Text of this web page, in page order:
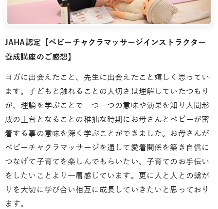
JAHA認定【ベビーチャクラマッサージインストラクター
養成講座のご感想】
ヨガに出会えたこと、先生に出会えたこと嬉しく思ってい
ます。子どもと触れることの大切さは理解していたつもり
が、理論を学ぶことで一つ一つの意味や効果を知り人間形
成の土台となることの稚拙な時期にお母さんとベビーが密
着する事の意味を深く学ぶことができました。お母さんが
ベビーチャクラマッサージを通して愛着関係を築き自信に
つなげて子育てを楽しんでもらいたい、子育てのお手伝い
をしたいことより一層感じています。更に人と人との繋が
りを大切に学び合い相互に成長していきたいと思っており
ます。